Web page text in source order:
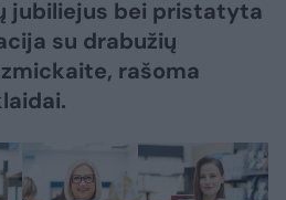
jubiliejus bei pristatyta
su drabužių
rašoma